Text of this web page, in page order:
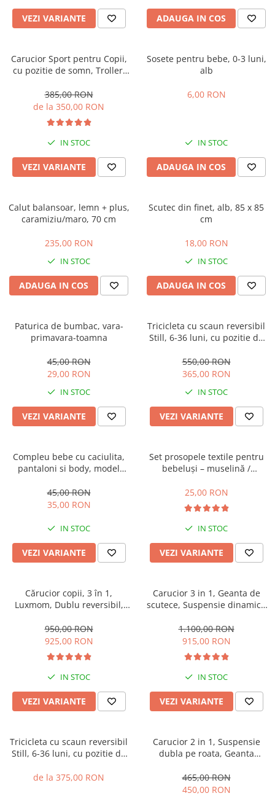
VEZI VARIANTE ADAUGA IN COS
Carucior Sport pentru Copii,
cu pozitie de somn, Troller,
Tehnologia inovatoare One-
Hand Folding
385,00 RON
de la 350,00 RON
IN STOC
VEZI VARIANTE
Sosete pentru bebe, 0-3 luni,
alb
6,00 RON
IN STOC
ADAUGA IN COS
Calut balansoar, lemn + plus,
caramiziu/maro, 70 cm
235,00 RON
IN STOC
ADAUGA IN COS
Scutec din finet, alb, 85 x 85
cm
18,00 RON
IN STOC
ADAUGA IN COS
Paturica de bumbac, vara-
primavara-toamna
45,00 RON
29,00 RON
IN STOC
VEZI VARIANTE
Tricicleta cu scaun reversibil
Still, 6-36 luni, cu pozitie de
muzica, Jazz
550,00 RON
365,00 RON
IN STOC
VEZI VARIANTE
Compleu bebe cu caciulita,
pantaloni si body, model
45,00 RON
35,00 RON
IN STOC
VEZI VARIANTE
Set prosopele textile pentru
bebeluși – muselină /
25,00 RON
IN STOC
VEZI VARIANTE
Cărucior copii, 3 în 1,
Luxmom, Dublu reversibil,
Manusi de iarna, Roti
antieroziune off-road, Husa
de ploaie si insecte
950,00 RON
925,00 RON
IN STOC
VEZI VARIANTE
Carucior 3 in 1, Geanta de
scutece, Suspensie dinamica
aluminiu
1.100,00 RON
915,00 RON
IN STOC
VEZI VARIANTE
Tricicleta cu scaun reversibil
Still, 6-36 luni, cu pozitie de
plina
de la 375,00 RON
Carucior 2 in 1, Suspensie
dubla pe roata, Geanta
Belecoo, turcoaz
465,00 RON
450,00 RON